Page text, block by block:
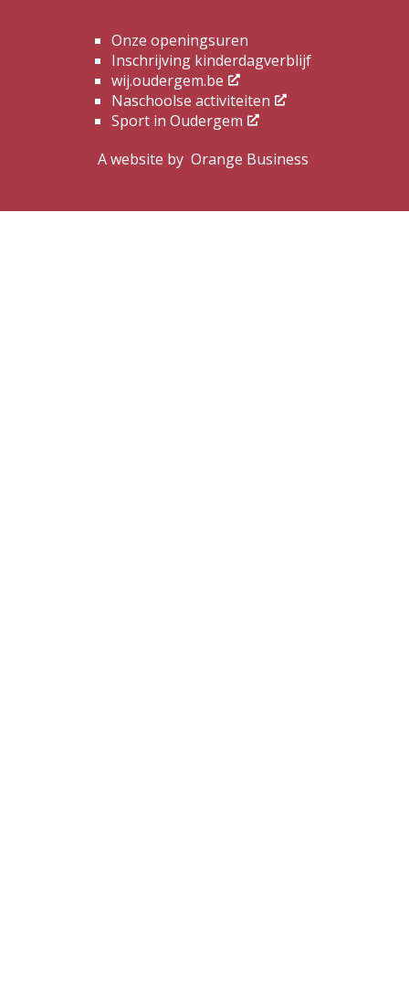
Onze openingsuren
Inschrijving kinderdagverblijf
wij.oudergem.be
Naschoolse activiteiten
Sport in Oudergem
A website by Orange Business